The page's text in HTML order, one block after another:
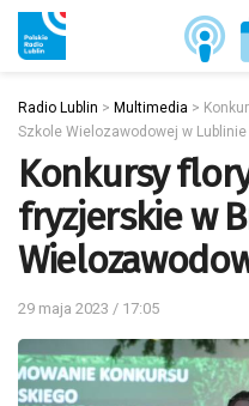
Radio Lublin > Multimedia >
Szkole Wielozawodowej w Lublinie
Konkursy
fryzjerskie w
29 maja 2023 / 17:05